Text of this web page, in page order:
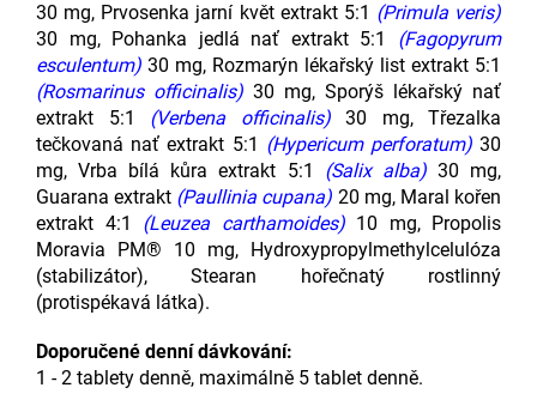
30 mg, Prvosenka jarní květ extrakt 5:1 (Primula veris)
30 mg, Pohanka jedlá nať extrakt 5:1 (Fagopyrum
esculentum) 30 mg, Rozmarýn lékařský list extrakt 5:1
(Rosmarinus officinalis) 30 mg, Sporýš lékařský nať
extrakt 5:1 (Verbena officinalis)30 mg, Třezalka
tečkovaná nať extrakt 5:1 (Hypericum perforatum)30
mg, Vrba bílá kůra extrakt 5:1 (Salix alba)30 mg,
Guarana extrakt (Paullinia cupana) 20 mg, Maral kořen
extrakt 4:1 (Leuzea carthamoides)10 mg, Propolis
Moravia PM® 10 mg, Hydroxypropylmethylcelulóza
(stabilizátor), Stearan hořečnatý rostlinný
(protispékavá látka).
Doporučené denní dávkování:
1 - 2 tablety denně, maximálně 5 tablet denně.